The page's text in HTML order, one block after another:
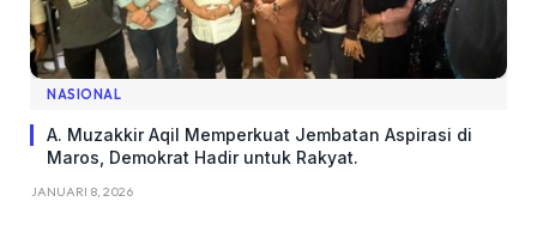
NASIONAL
A. Muzakkir Aqil Memperkuat Jembatan Aspirasi di
Maros, Demokrat Hadir untuk Rakyat.
JANUARI 8, 2026